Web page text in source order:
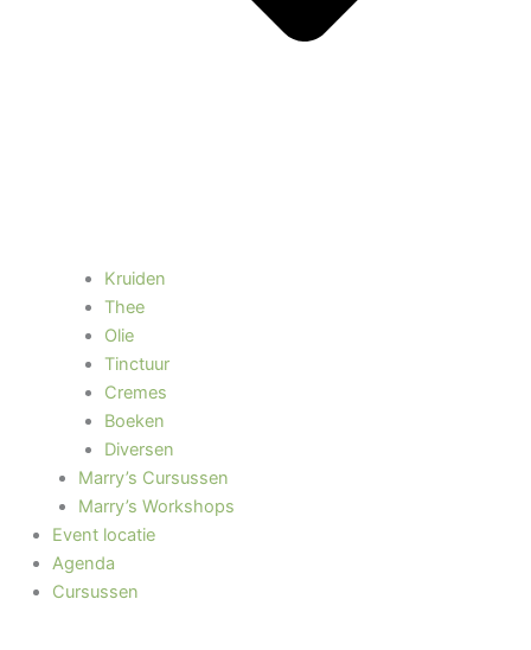
Kruiden
Thee
Olie
Tinctuur
Cremes
Boeken
Diversen
Marry’s Cursussen
Marry’s Workshops
Event locatie
Agenda
Cursussen